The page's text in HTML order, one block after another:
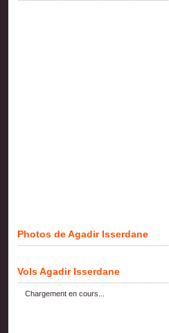
Photos de Agadir Isserdane
Vols Agadir Isserdane
Chargement en cours...